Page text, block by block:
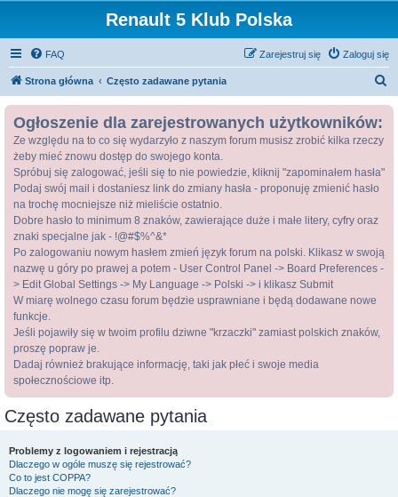
Renault 5 Klub Polska
FAQ Zaloguj się
Zarejestruj się
Strona główna Często zadawane pytania
Ogłoszenie dla zarejestrowanych użytkowników:
Ze względu na to co się wydarzyło z naszym forum musisz zrobić kilka rzeczy
żeby mieć znowu dostęp do swojego konta.
Spróbuj się zalogować, jeśli się to nie powiedzie, kliknij "zapominałem hasła"
Podaj swój mail i dostaniesz link do zmiany hasła - proponuję zmienić hasło
na trochę mocniejsze niż mieliście ostatnio.
Dobre hasło to minimum 8 znaków, zawierające duże i małe litery, cyfry oraz
znaki specjalne jak - !@#$%^&*
Po zalogowaniu nowym hasłem zmień język forum na polski. Klikasz w swoją
nazwę u góry po prawej a potem - User Control Panel -> Board Preferences -
> Edit Global Settings -> My Language -> Polski -> i klikasz Submit
W miarę wolnego czasu forum będzie usprawniane i będą dodawane nowe
funkcje.
Jeśli pojawiły się w twoim profilu dziwne "krzaczki" zamiast polskich znaków,
proszę popraw je.
Dadaj również brakujące informację, taki jak płeć i swoje media
społecznościowe itp.
Często zadawane pytania
Problemy z logowaniem i rejestracją
Dlaczego w ogóle muszę się rejestrować?
Co to jest COPPA?
Dlaczego nie mogę się zarejestrować?